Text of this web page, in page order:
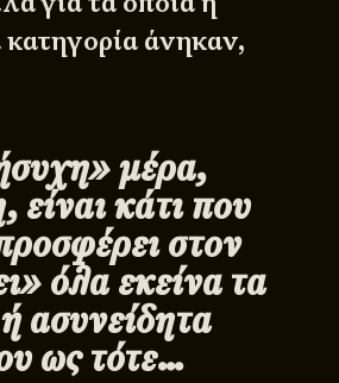
κατηγορία άνηκαν,
μέρα,
κάτι που
στον
όλα εκείνα τα
ασυνείδητα
ως τότε…